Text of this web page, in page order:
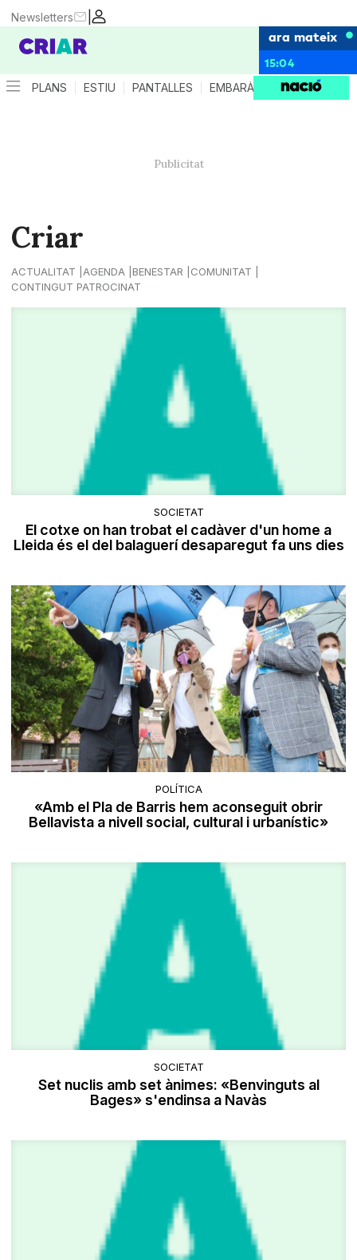
|
Newsletters
ara mateix
15:04
PLANS ESTIU PANTALLES EMBARÀS CRIANÇA
Criar
ACTUALITAT AGENDA BENESTAR
COMUNITAT
CONTINGUT PATROCINAT
SOCIETAT
El cotxe on han trobat el cadàver d'un home a
Lleida és el del balaguerí desaparegut fa uns dies
POLÍTICA
«Amb el Pla de Barris hem aconseguit obrir
Bellavista a nivell social, cultural i urbanístic»
SOCIETAT
Set nuclis amb set ànimes: «Benvinguts al
Bages» s'endinsa a Navàs